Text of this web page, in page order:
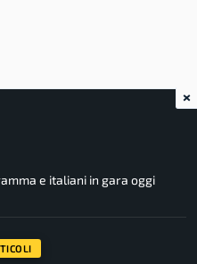
e italiani in gara oggi
×